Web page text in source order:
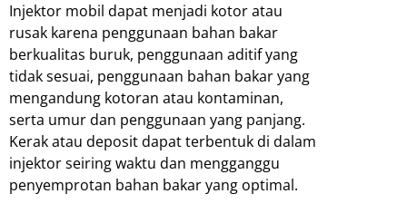
Injektor mobil dapat menjadi kotor atau
rusak karena penggunaan bahan bakar
berkualitas buruk, penggunaan aditif yang
tidak sesuai, penggunaan bahan bakar yang
mengandung kotoran atau kontaminan,
serta umur dan penggunaan yang panjang.
Kerak atau deposit dapat terbentuk di dalam
injektor seiring waktu dan mengganggu
penyemprotan bahan bakar yang optimal.